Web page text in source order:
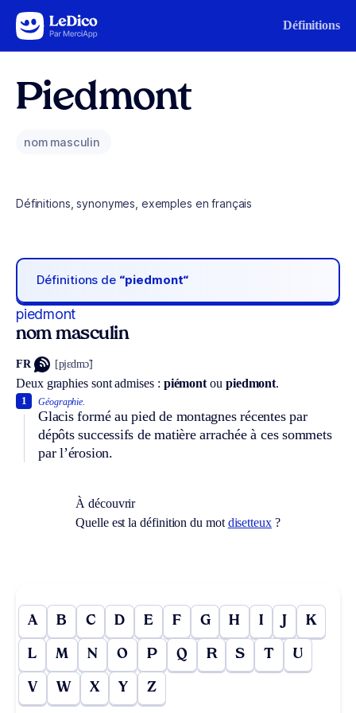
Aller au contenu Définitions
Piedmont
nom masculin
Définitions, synonymes, exemples en français
Définitions de “piedmont“
piedmont
nom masculin
FR [pjɛdmɔ̃]
Deux graphies sont admises : piémont ou piedmont.
Géographie.
Glacis formé au pied de montagnes récentes par
dépôts successifs de matière arrachée à ces sommets
par l’érosion.
1
À découvrir
Quelle est la définition du mot disetteux?
A B C D E F G H I J K
L M N O P Q R S T U
V W X Y Z